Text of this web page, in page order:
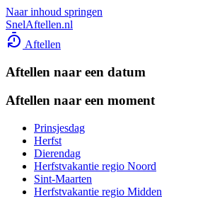
Naar inhoud springen
SnelAftellen.nl
Aftellen
Aftellen naar een datum
Aftellen naar een moment
Prinsjesdag
Herfst
Dierendag
Herfstvakantie regio Noord
Sint-Maarten
Herfstvakantie regio Midden